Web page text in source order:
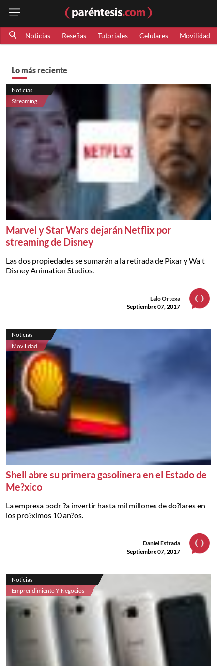
Noticias Reseñas Tutoriales Celulares Movilidad
Lo más reciente
Noticias
Streaming
Marvel y Star Wars dejarán Netflix por
streaming de Disney
Las dos propiedades se sumarán a la retirada de Pixar y Walt
Disney Animation Studios.
Lalo Ortega
Septiembre 07, 2017
Noticias
Movilidad
Shell abre su primera gasolinera en el Estado de
Me?xico
La empresa podri?a invertir hasta mil millones de do?lares en
los pro?ximos 10 an?os.
Daniel Estrada
Septiembre 07, 2017
Noticias
Emprendimiento Y Negocios